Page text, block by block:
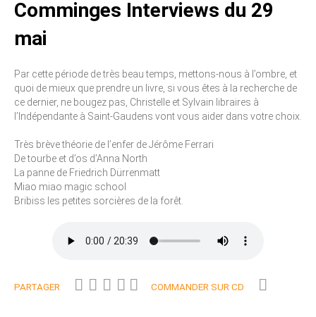
Comminges Interviews du 29
mai
Par cette période de très beau temps, mettons-nous à l’ombre, et
quoi de mieux que prendre un livre, si vous êtes à la recherche de
ce dernier, ne bougez pas, Christelle et Sylvain libraires à
l’Indépendante à Saint-Gaudens vont vous aider dans votre choix.
Très brève théorie de l’enfer de Jérôme Ferrari
De tourbe et d’os d’Anna North
La panne de Friedrich Dürrenmatt
Miao miao magic school
Bribiss les petites sorcières de la forêt.
PARTAGER COMMANDER SUR CD